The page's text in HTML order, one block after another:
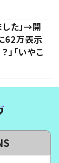
た」→開
62万表示
」「いやこ